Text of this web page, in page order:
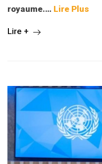
royaume.… Lire Plus
Lire +